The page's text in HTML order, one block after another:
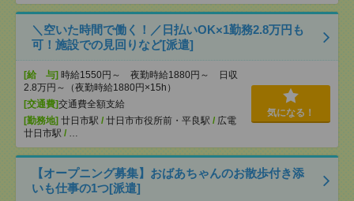
＼空いた時間で働く！／日払いOK×1勤務2.8万円も
可！施設での見回りなど[派遣]
[給 与] 時給1550円～ 夜勤時給1880円～ 日収
2.8万円～（夜勤時給1880円×15h）
[交通費]交通費全額支給
[勤務地] 廿日市駅 / 廿日市市役所前・平良駅 / 広電
廿日市駅 /
気になる！
【オープニング募集】おばあちゃんのお散歩付き添
いも仕事の1つ[派遣]